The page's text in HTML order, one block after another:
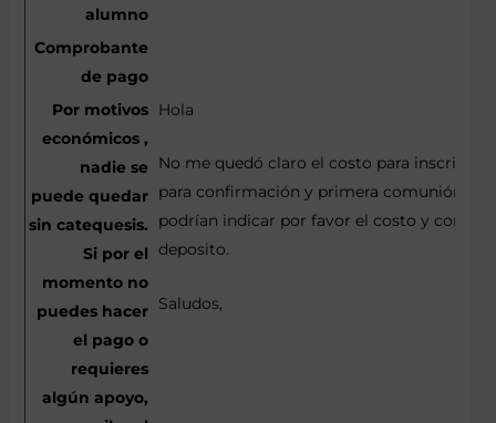
Hola
No me quedó claro el costo para
para confirmación y primera comunión. Me
podrían indicar por favor el costo y con eso
deposito.
Saludos,